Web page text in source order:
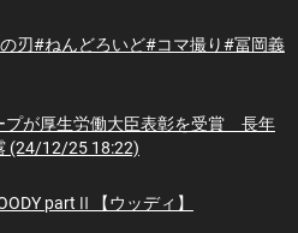
刃#ねんどろいど#コマ撮り#冨岡義
プが厚生労働大臣表彰を受賞 長年
(24/12/25 18:22)
partⅡ【ウッディ】